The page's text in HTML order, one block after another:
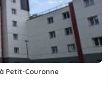
Petit-Couronne